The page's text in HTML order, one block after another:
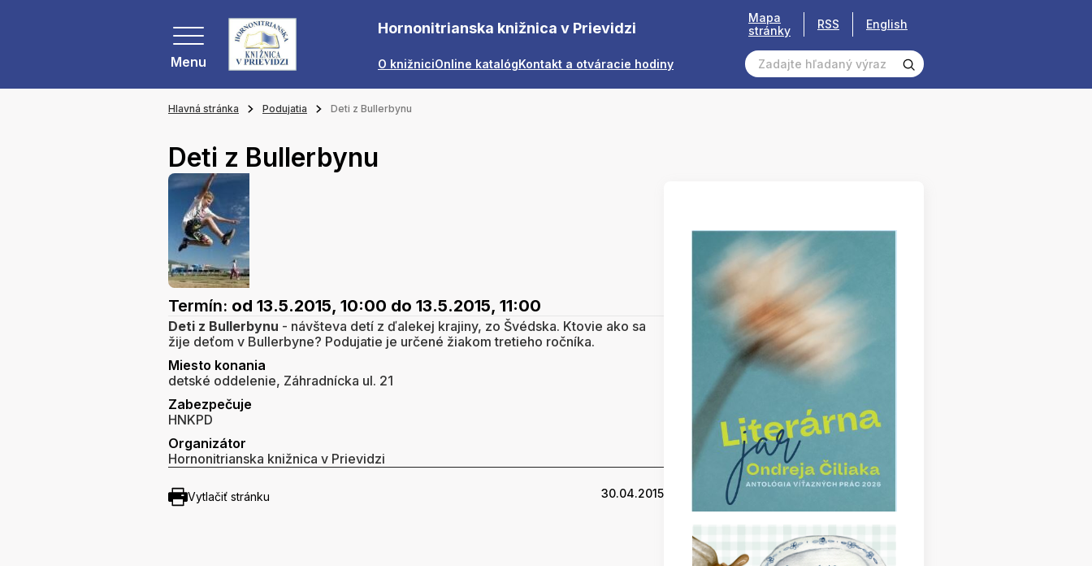
Menu
Hornonitrianska knižnica v Prievidzi
O knižniciOnline katalógKontakt a otváracie hodiny
Mapa
stránky
RSS English
Hlavná stránka Podujatia Deti z Bullerbynu
Deti z Bullerbynu
Termín: od 13.5.2015, 10:00 do 13.5.2015, 11:00
Deti z Bullerbynu - návšteva detí z ďalekej krajiny, zo Švédska. Ktovie ako sa
žije deťom v Bullerbyne? Podujatie je určené žiakom tretieho ročníka.
Miesto konania
detské oddelenie, Záhradnícka ul. 21
Zabezpečuje
HNKPD
Organizátor
Hornonitrianska knižnica v Prievidzi
Vytlačiť stránku 30.04.2015